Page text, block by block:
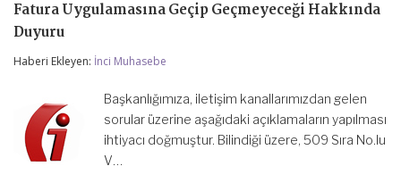
Kayıtlı
Olan
Fatura
Geçip
Geçmeyeceği
Hakkında
Duyuru
Fatura Uygulamasına Geçip Geçmeyeceği Hakkında
Duyuru
Haberi Ekleyen: İnci Muhasebe
Başkanlığımıza, iletişim kanallarımızdan gelen
sorular üzerine aşağıdaki açıklamaların yapılması
ihtiyacı doğmuştur. Bilindiği üzere, 509 Sıra No.lu
V…